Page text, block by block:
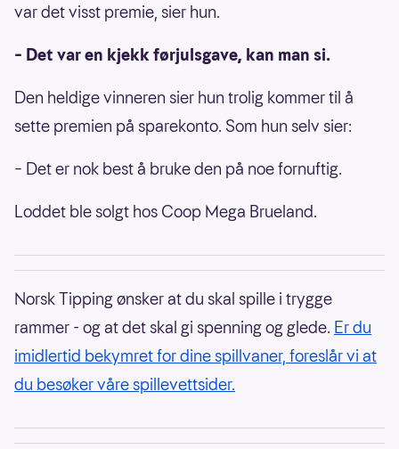
var det visst premie, sier hun.
– Det var en kjekk førjulsgave, kan man si.
Den heldige vinneren sier hun trolig kommer til å
sette premien på sparekonto. Som hun selv sier:
– Det er nok best å bruke den på noe fornuftig.
Loddet ble solgt hos Coop Mega Brueland.
Norsk Tipping ønsker at du skal spille i trygge
rammer - og at det skal gi spenning og glede. Er du
imidlertid bekymret for dine spillvaner, foreslår vi at
du besøker våre spillevettsider.